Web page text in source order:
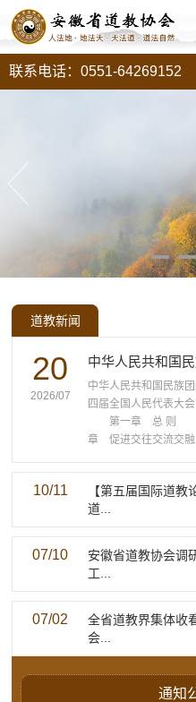
联系电话：0551-64269152
道教新闻
20
2026/07
中华人民共和国
中华人民共和国民族
四届全国人民代表
第一章 总 则
章 促进交往交流交
10/11
【第五届国际道
道...
07/10
安徽省道教协会调
工...
07/02
全省道教界集体收
会...
通知